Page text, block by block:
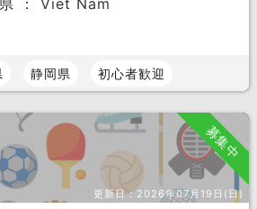
： Viet Nam
静岡県 初心者歓迎
募集中
更新日： 2026年07月19日(日)